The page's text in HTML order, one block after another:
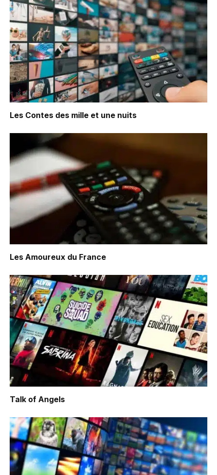
Les Contes des mille et une nuits
Les Amoureux du France
Talk of Angels